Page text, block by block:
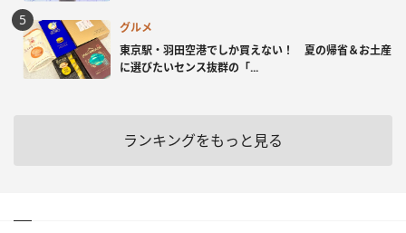
グルメ
東京駅・羽田空港でしか買えない！ 夏の帰省＆お土産
に選びたいセンス抜群の「...
ランキングをもっと見る